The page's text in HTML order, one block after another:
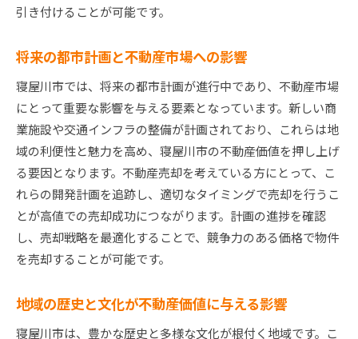
プロの視点から見た地域特性の活かし方
不動産売却で成功をつかむためのアドバイス
信頼できる専門家との連携方法
引き付けることが可能です。
将来の都市計画と不動産市場への影響
寝屋川市では、将来の都市計画が進行中であり、不動産市場
にとって重要な影響を与える要素となっています。新しい商
業施設や交通インフラの整備が計画されており、これらは地
域の利便性と魅力を高め、寝屋川市の不動産価値を押し上げ
る要因となります。不動産売却を考えている方にとって、こ
れらの開発計画を追跡し、適切なタイミングで売却を行うこ
とが高値での売却成功につながります。計画の進捗を確認
し、売却戦略を最適化することで、競争力のある価格で物件
を売却することが可能です。
地域の歴史と文化が不動産価値に与える影響
寝屋川市は、豊かな歴史と多様な文化が根付く地域です。こ